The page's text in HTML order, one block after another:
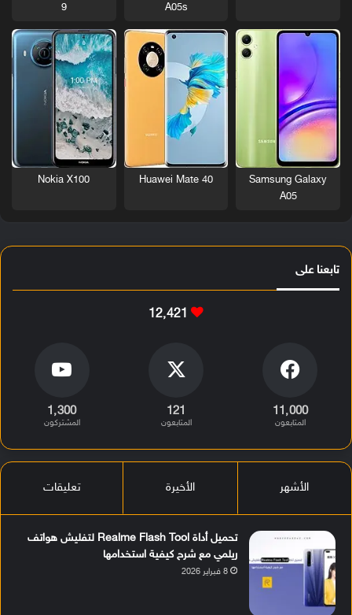
A05s
9
Samsung Galaxy
A05
Huawei Mate 40
Nokia X100
تابعنا على
12٬421
11٬000
المتابعون
121
المتابعون
1٬300
المشتركون
الأشهر الأخيرة تعليقات
تحميل أداة Realme Flash Tool لتفليش هواتف
ريلمي مع شرح كيفية استخدامها
8 فبراير 2026